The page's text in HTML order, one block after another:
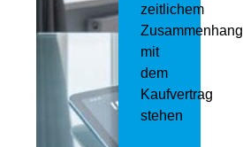
zeitlichem
Zusammenhang
mit
dem
Kaufvertrag
stehen